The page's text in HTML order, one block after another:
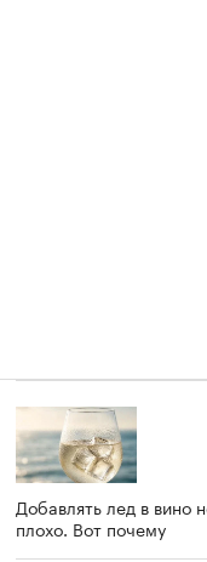
Добавлять лед в вино
плохо. Вот почему